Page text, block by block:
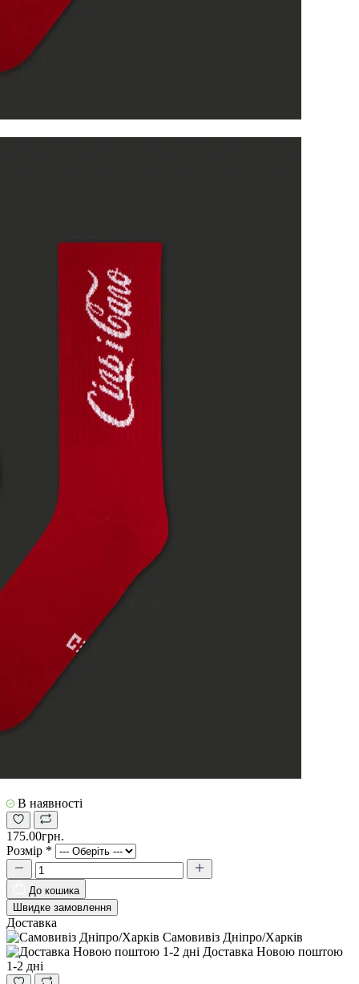
В наявності
175.00грн.
Розмір *
До кошика
Швидке замовлення
Доставка
Самовивіз Дніпро/Харків
Доставка Новою поштою
1-2 дні